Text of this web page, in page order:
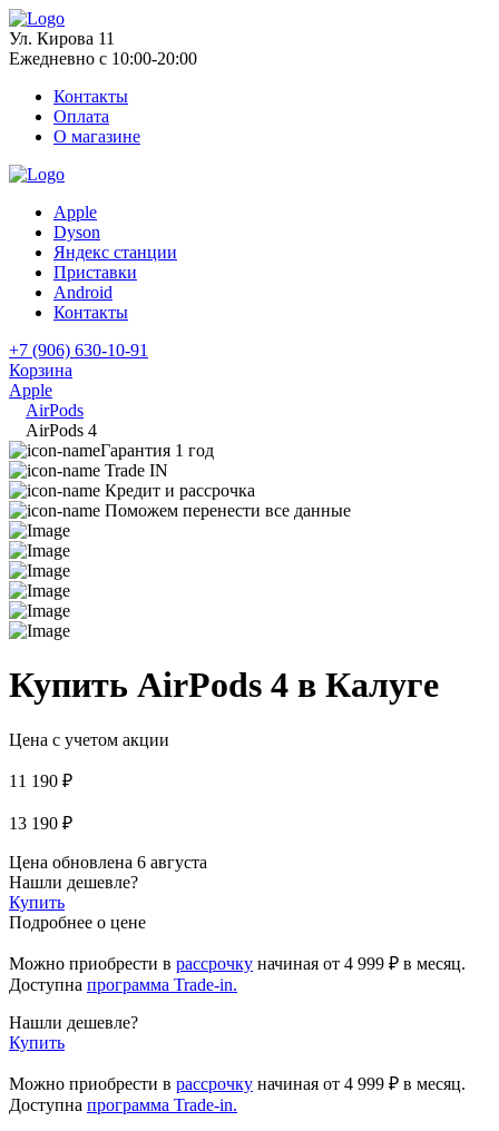
Ул. Кирова 11
Ежедневно с 10:00-20:00
Контакты
Оплата
О магазине
Apple
Dyson
Яндекс станции
Приставки
Android
Контакты
+7 (906) 630-10-91
Корзина
Apple
AirPods
AirPods 4
Гарантия 1 год
Trade IN
Кредит и рассрочка
Поможем перенести все данные
Купить AirPods 4 в Калуге
Цена с учетом акции
11 190 ₽
13 190 ₽
Цена обновлена 6 августа
Нашли дешевле?
Купить
Подробнее о цене
Можно приобрести в рассрочку начиная от 4 999 ₽ в месяц.
Доступна программа Trade-in.
Нашли дешевле?
Купить
Можно приобрести в рассрочку начиная от 4 999 ₽ в месяц.
Доступна программа Trade-in.